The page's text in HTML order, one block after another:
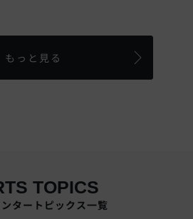
もっと見る
TOPICS
タートピックス一覧